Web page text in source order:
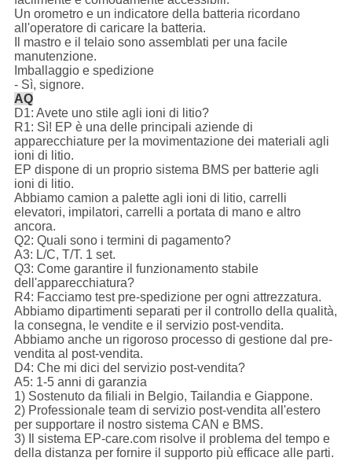
Un orometro e un indicatore della batteria ricordano
all'operatore di caricare la batteria.
Il mastro e il telaio sono assemblati per una facile
manutenzione.
Imballaggio e spedizione
- Sì, signore.
AQ
D1: Avete uno stile agli ioni di litio?
R1: Sì! EP è una delle principali aziende di
apparecchiature per la movimentazione dei materiali agli
ioni di litio.
EP dispone di un proprio sistema BMS per batterie agli
ioni di litio.
Abbiamo camion a palette agli ioni di litio, carrelli
elevatori, impilatori, carrelli a portata di mano e altro
ancora.
Q2: Quali sono i termini di pagamento?
A3: L/C, T/T. 1 set.
Q3: Come garantire il funzionamento stabile
dell'apparecchiatura?
R4: Facciamo test pre-spedizione per ogni attrezzatura.
Abbiamo dipartimenti separati per il controllo della qualità,
la consegna, le vendite e il servizio post-vendita.
Abbiamo anche un rigoroso processo di gestione dal pre-
vendita al post-vendita.
D4: Che mi dici del servizio post-vendita?
A5: 1-5 anni di garanzia
1) Sostenuto da filiali in Belgio, Tailandia e Giappone.
2) Professionale team di servizio post-vendita all'estero
per supportare il nostro sistema CAN e BMS.
3) Il sistema EP-care.com risolve il problema del tempo e
della distanza per fornire il supporto più efficace alle parti.